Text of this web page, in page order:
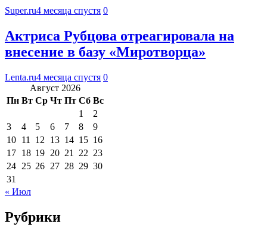
Super.ru4 месяца спустя 0
Актриса Рубцова отреагировала на
внесение в базу «Миротворца»
Lenta.ru4 месяца спустя 0
Август 2026
Пн Вт Ср Чт Пт Сб Вс
1
2
3
4 5 6 7 8
9
10 11 12 13 14 15 16
17 18 19 20 21 22 23
24 25 26 27 28 29 30
31
« Июл
Рубрики